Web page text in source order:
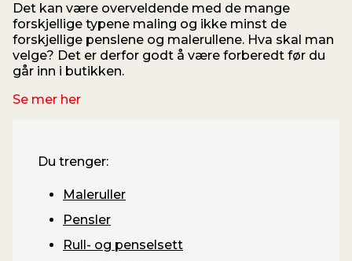
Det kan være overveldende med de mange
forskjellige typene maling og ikke minst de
forskjellige penslene og malerullene. Hva skal man
velge? Det er derfor godt å være forberedt før du
går inn i butikken.
Se mer her
Du trenger:
Maleruller
Pensler
Rull- og penselsett